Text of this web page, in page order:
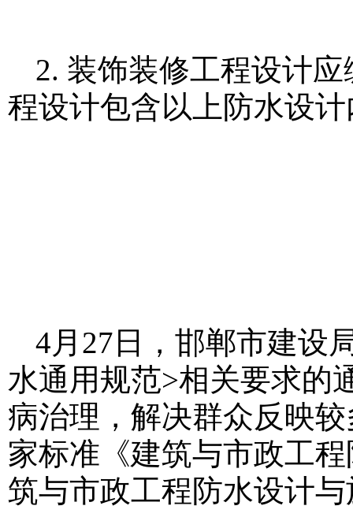
2. 装饰装修工程设计
程设计包含以上防水设
4月27日，邯郸市建设
水通用规范>相关要求的
病治理，解决群众反映
家标准《建筑与市政工
筑与市政工程防水设计